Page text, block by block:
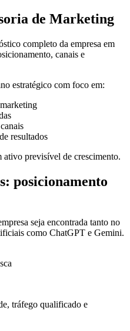
de Marketing
completo da empresa em
canais e
estratégico com foco em:
resultados
ativo previsível de crescimento.
posicionamento
seja encontrada tanto no
como ChatGPT e Gemini.
tráfego qualificado e